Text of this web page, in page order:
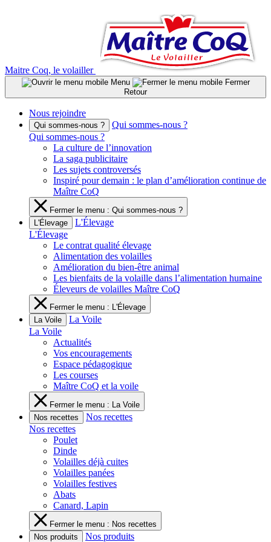
Maitre Coq, le volailler
Menu
Fermer
Retour
Nous rejoindre
Qui sommes-nous ?
Qui sommes-nous ?
Qui sommes-nous ?
La culture de l’innovation
La saga publicitaire
Les sujets controversés
Inspiré pour demain : le plan d’amélioration continue de
Maître CoQ
Fermer le menu : Qui sommes-nous ?
L'Élevage
L'Élevage
L'Élevage
Le contrat qualité élevage
Alimentation des volailles
Amélioration du bien-être animal
Les bienfaits de la volaille dans l’alimentation humaine
Éleveurs de volailles Maître CoQ
Fermer le menu : L'Élevage
La Voile
La Voile
La Voile
Actualités
Vos encouragements
Espace pédagogique
Les courses
Maître CoQ et la voile
Fermer le menu : La Voile
Nos recettes
Nos recettes
Nos recettes
Poulet
Dinde
Volailles déjà cuites
Volailles panées
Volailles festives
Abats
Canard, Lapin
Fermer le menu : Nos recettes
Nos produits
Nos produits